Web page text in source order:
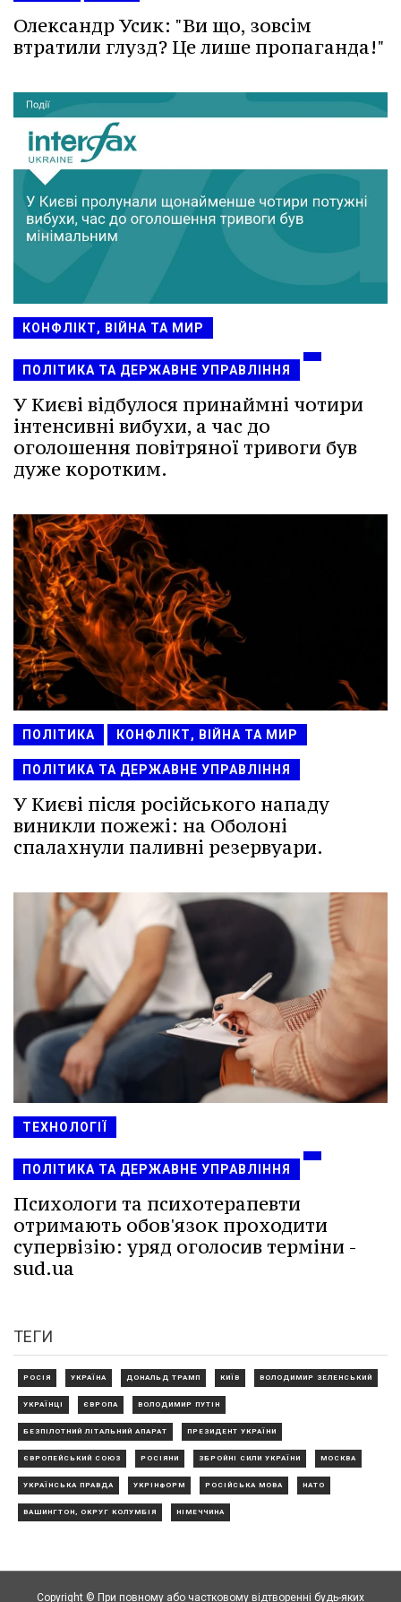
Олександр Усик: "Ви що, зовсім
втратили глузд? Це лише пропаганда!"
КОНФЛІКТ, ВІЙНА ТА МИР
ПОЛІТИКА ТА ДЕРЖАВНЕ УПРАВЛІННЯ
У Києві відбулося принаймні чотири
інтенсивні вибухи, а час до
оголошення повітряної тривоги був
дуже коротким.
ПОЛІТИКА КОНФЛІКТ, ВІЙНА ТА МИР
ПОЛІТИКА ТА ДЕРЖАВНЕ УПРАВЛІННЯ
У Києві після російського нападу
виникли пожежі: на Оболоні
спалахнули паливні резервуари.
ТЕХНОЛОГІЇ
ПОЛІТИКА ТА ДЕРЖАВНЕ УПРАВЛІННЯ
Психологи та психотерапевти
отримають обов'язок проходити
супервізію: уряд оголосив терміни -
sud.ua
ТЕГИ
РОСІЯ УКРАЇНА ДОНАЛЬД ТРАМП КИЇВ ВОЛОДИМИР ЗЕЛЕНСЬКИЙ
УКРАЇНЦІ ЄВРОПА ВОЛОДИМИР ПУТІН
БЕЗПІЛОТНИЙ ЛІТАЛЬНИЙ АПАРАТ ПРЕЗИДЕНТ УКРАЇНИ
ЄВРОПЕЙСЬКИЙ СОЮЗ РОСІЯНИ ЗБРОЙНІ СИЛИ УКРАЇНИ МОСКВА
УКРАЇНСЬКА ПРАВДА УКРІНФОРМ РОСІЙСЬКА МОВА НАТО
ВАШИНГТОН, ОКРУГ КОЛУМБІЯ НІМЕЧЧИНА
Copyright © При повному або частковому відтворенні будь-яких